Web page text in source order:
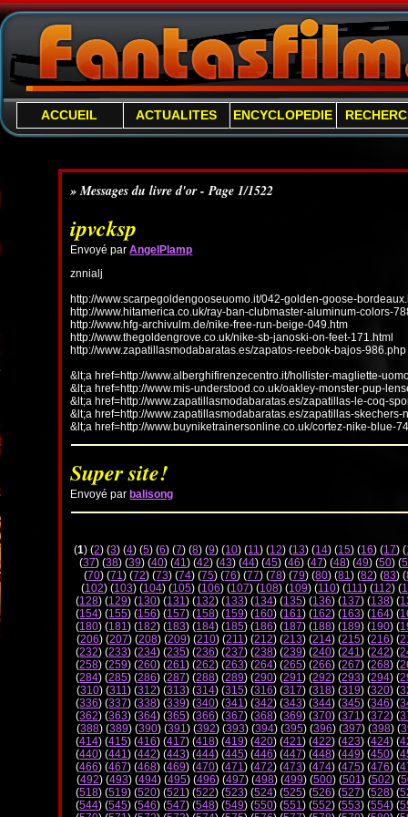
ACCUEIL ACTUALITES ENCYCLOPEDIE
» Messages du livre d'or - Page 1/1522
ipvcksp
Envoyé parAngelPlamp
znnialj
http://www.scarpegoldengooseuomo.it/042-golden-goose-
http://www.hitamerica.co.uk/ray-ban-clubmaster-aluminum-colors-
http://www.hfg-archivulm.de/nike-free-run-beige-049.htm
http://www.thegoldengrove.co.uk/nike-sb-janoski-on-feet-171.html
http://www.zapatillasmodabaratas.es/zapatos-reebok-bajos-986.php
&lt;a href=http://www.alberghifirenzecentro.it/hollister-magliette-
&lt;a href=http://www.mis-understood.co.uk/oakley-monster-pup-
&lt;a href=http://www.zapatillasmodabaratas.es/zapatillas-le-coq-
&lt;a href=http://www.zapatillasmodabaratas.es/zapatillas-
&lt;a href=http://www.buyniketrainersonline.co.uk/cortez-nike-blue-
Super site!
Envoyé par balisong
(1) (2) (3) (4) (5) (6) (7) (8) (9) (10) (11) (12) (13) (14) (15) (16) (17) (
(37) (38) (39) (40) (41) (42) (43) (44) (45) (46) (47) (48) (49) (50) (
(70) (71) (72) (73) (74) (75) (76) (77) (78) (79) (80) (81) (82) (83) (
(102) (103) (104) (105) (106) (107) (108) (109) (110) (111) (112) (
(128) (129) (130) (131) (132) (133) (134) (135) (136) (137) (138) (
(154) (155) (156) (157) (158) (159) (160) (161) (162) (163) (164) (
(180) (181) (182) (183) (184) (185) (186) (187) (188) (189) (190) (
(206) (207) (208) (209) (210) (211) (212) (213) (214) (215) (216) (
(232) (233) (234) (235) (236) (237) (238) (239) (240) (241) (242) (
(258) (259) (260) (261) (262) (263) (264) (265) (266) (267) (268) (
(284) (285) (286) (287) (288) (289) (290) (291) (292) (293) (294) (
(310) (311) (312) (313) (314) (315) (316) (317) (318) (319) (320) (
(336) (337) (338) (339) (340) (341) (342) (343) (344) (345) (346) (
(362) (363) (364) (365) (366) (367) (368) (369) (370) (371) (372) (
(388) (389) (390) (391) (392) (393) (394) (395) (396) (397) (398) (
(414) (415) (416) (417) (418) (419) (420) (421) (422) (423) (424) (
(440) (441) (442) (443) (444) (445) (446) (447) (448) (449) (450) (
(466) (467) (468) (469) (470) (471) (472) (473) (474) (475) (476) (
(492) (493) (494) (495) (496) (497) (498) (499) (500) (501) (502) (
(518) (519) (520) (521) (522) (523) (524) (525) (526) (527) (528) (
(544) (545) (546) (547) (548) (549) (550) (551) (552) (553) (554) (